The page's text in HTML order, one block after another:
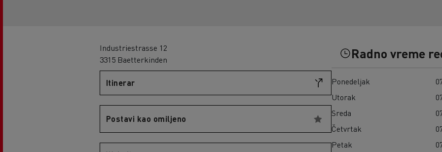
Naša 360° potpuno električna ponuda
Pouzdanost električnih kamiona
Industriestrasse 12
3315 Baetterkinden
Itinerar
Postavi kao omiljeno
Radno vreme
Ponedeljak
Utorak
Sreda
Četvrtak
Petak